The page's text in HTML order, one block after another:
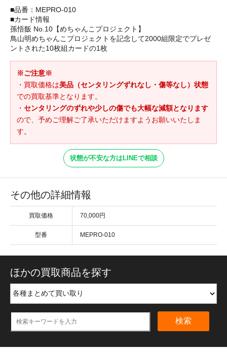
■品番：MEPRO-010
■カード情報
孫悟飯 No.10【めちゃんこプロジェクト】
鳥山明めちゃんこプロジェクトを記念して2000組限定でプレゼ
ントされた10枚組カードの1枚
※ご注意※
・買取価格は美品（センタリングずれなし・傷等なし）状態
での買取基準となります。
・ センタリングのずれや少しの傷でも大幅な減額となります
ので、予めご理解ご了承いただけますようお願いいたしま
す。
状態が不安な方はLINEで相談
その他の詳細情報
買取価格 70,000円
型番 MEPRO-010
ほかの買取商品を探す
検索